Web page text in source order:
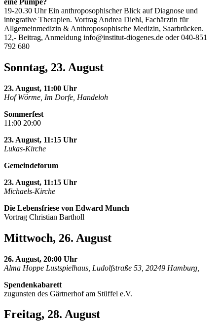
19-20.30 Uhr Ein anthroposophischer Blick auf Diagnose und
integrative Therapien. Vortrag Andrea Diehl, Fachärztin für
Allgemeinmedizin & Anthroposophische Medizin, Saarbrücken.
12,- Beitrag, Anmeldung info@institut-diogenes.de oder 040-851
792 680
Sonntag, 23. August
23. August, 11:00 Uhr
Hof Wörme, Im Dorfe, Handeloh
Sommerfest
11:00 20:00
23. August, 11:15 Uhr
Lukas-Kirche
Gemeindeforum
23. August, 11:15 Uhr
Michaels-Kirche
Die Lebensfriese von Edward Munch
Vortrag Christian Bartholl
Mittwoch, 26. August
26. August, 20:00 Uhr
Alma Hoppe Lustspielhaus, Ludolfstraße 53, 20249 Hamburg,
Spendenkabarett
zugunsten des Gärtnerhof am Stüffel e.V.
Freitag, 28. August